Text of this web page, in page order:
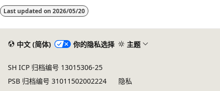
模
式
Last updated on 2026/05/20
中文 (简体) 你的隐私选择 主题
SH ICP 归档编号 13015306-25
PSB 归档编号 31011502002224
隐私